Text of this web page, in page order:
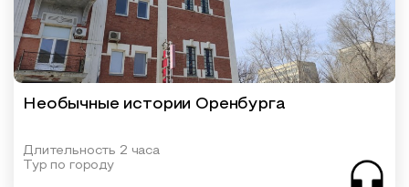
Необычные истории Оренбурга
Длительность 2 часа
Тур по городу